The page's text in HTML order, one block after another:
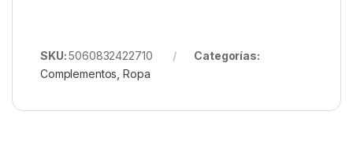
SKU:5060832422710
Categorías:
Complementos ,Ropa